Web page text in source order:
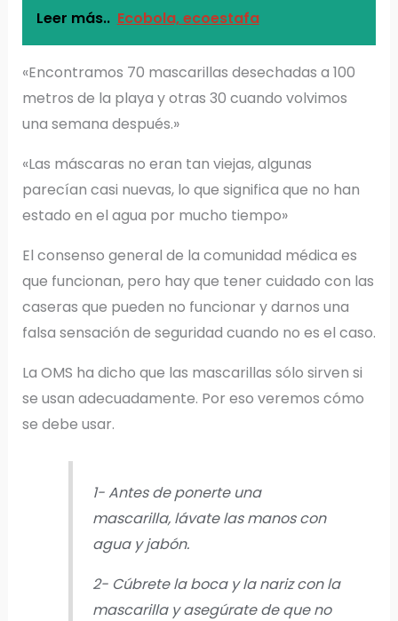
Leer más.. Ecobola, ecoestafa
«Encontramos 70 mascarillas desechadas a 100
metros de la playa y otras 30 cuando volvimos
una semana después.»
«Las máscaras no eran tan viejas, algunas
parecían casi nuevas, lo que significa que no han
estado en el agua por mucho tiempo»
El consenso general de la comunidad médica es
que funcionan, pero hay que tener cuidado con las
caseras que pueden no funcionar y darnos una
falsa sensación de seguridad cuando no es el caso.
La OMS ha dicho que las mascarillas sólo sirven si
se usan adecuadamente. Por eso veremos cómo
se debe usar.
1- Antes de ponerte una
mascarilla, lávate las manos con
agua y jabón.
2- Cúbrete la boca y la nariz con la
mascarilla y asegúrate de que no